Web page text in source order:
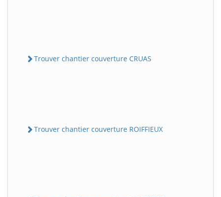
Trouver chantier couverture CRUAS
Trouver chantier couverture ROIFFIEUX